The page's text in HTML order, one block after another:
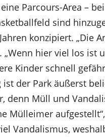
Parcours-Area –
sind
konzipiert. „Die
„Wenn hier viel los
Kinder schnell
der Park äußerst
denn Müll und
Mülleimer
Vandalismus,